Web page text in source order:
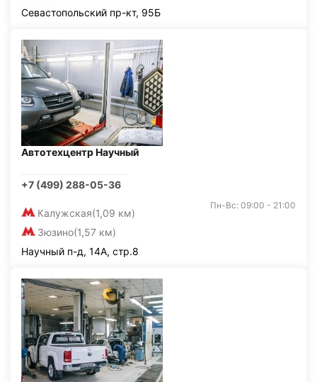
Севастопольский пр-кт, 95Б
Автотехцентр Научный
+7 (499) 288-05-36
Калужская(1,09 км)
Зюзино(1,57 км)
Пн-Вс: 09:00 - 21:00
Научный п-д, 14А, стр.8